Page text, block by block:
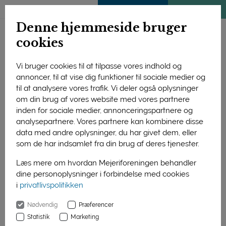
Denne hjemmeside bruger
cookies
Vi bruger cookies til at tilpasse vores indhold og
annoncer, til at vise dig funktioner til sociale medier og
til at analysere vores trafik. Vi deler også oplysninger
om din brug af vores website med vores partnere
inden for sociale medier, annonceringspartnere og
analysepartnere. Vores partnere kan kombinere disse
data med andre oplysninger, du har givet dem, eller
som de har indsamlet fra din brug af deres tjenester.
Læs mere om hvordan Mejeriforeningen behandler
dine personoplysninger i forbindelse med cookies
i privatlivspolitikken
Nødvendig
Præferencer
Statistik
Marketing
29 skoler rundt om i landet får midler fra Mejeriernes
Skolemælkslegat. Det uddeles to gange årligt og har som
røde kinder.